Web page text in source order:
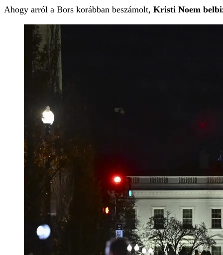
Ahogy arról a Bors korábban beszámolt, Kristi Noem